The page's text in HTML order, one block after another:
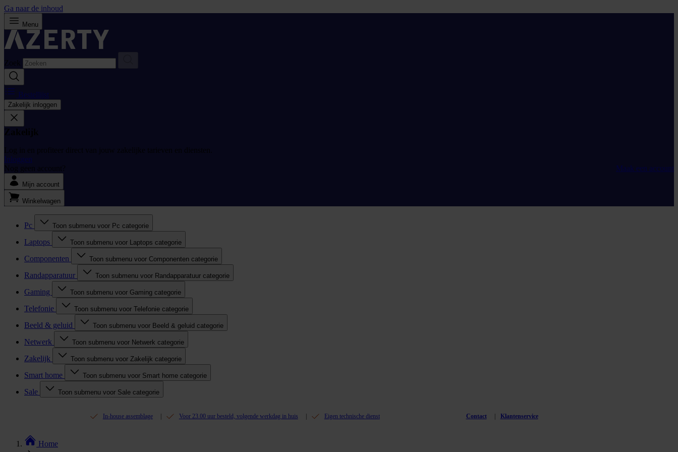
Ga naar de inhoud
Menu
Zoek
Bestellijst
Zakelijk inloggen
Zakelijk
Log in en profiteer direct van jouw zakelijke tarieven en diensten.
Inloggen
Nog geen account?
Maak een account
Mijn account
Winkelwagen
Pc Toon submenu voor Pc categorie
Laptops Toon submenu voor Laptops categorie
Componenten Toon submenu voor Componenten categorie
Randapparatuur Toon submenu voor Randapparatuur categorie
Gaming Toon submenu voor Gaming categorie
Telefonie Toon submenu voor Telefonie categorie
Beeld & geluid Toon submenu voor Beeld & geluid categorie
Netwerk Toon submenu voor Netwerk categorie
Zakelijk Toon submenu voor Zakelijk categorie
Smart home Toon submenu voor Smart home categorie
Sale Toon submenu voor Sale categorie
In-house assemblage Voor 23.00 uur besteld, volgende werkdag in huis Eigen technische dienst Contact Klantenservice
Home